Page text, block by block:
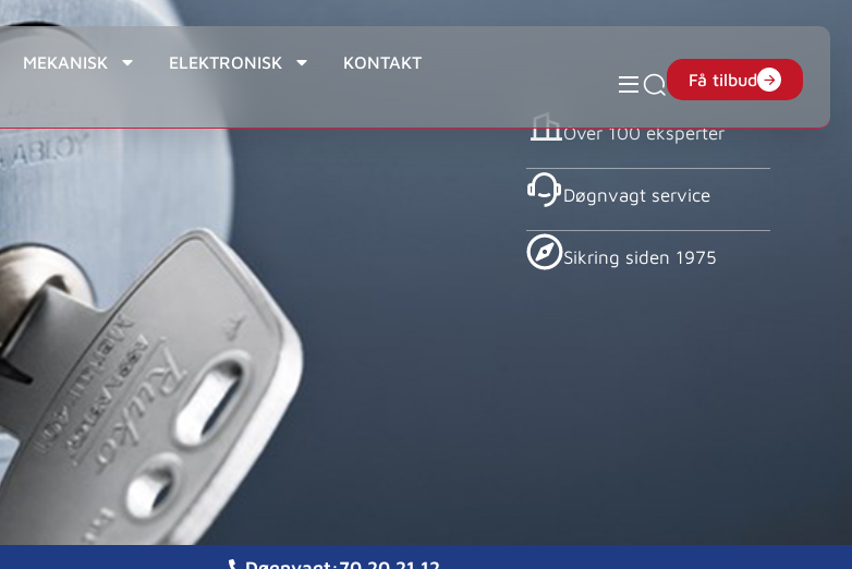
MEKANISK ELEKTRONISK
KONTAKT
Få tilbud
Over 100 eksperter
Døgnvagt service
Sikring siden 1975